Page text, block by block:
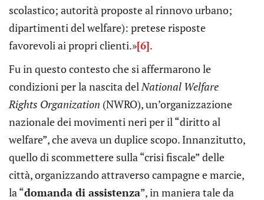
scolastico; autorità proposte al rinnovo urbano;
dipartimenti del welfare): pretese risposte
favorevoli ai propri clienti.»[6].
Fu in questo contesto che si affermarono le
condizioni per la nascita delNational Welfare
Rights Organization (NWRO), un’organizzazione
nazionale dei movimenti neri per il “diritto al
welfare”, che aveva un duplice scopo. Innanzitutto,
quello di scommettere sulla “crisi fiscale” delle
città, organizzando attraverso campagne e marcie,
la “domanda di assistenza”, in maniera tale da